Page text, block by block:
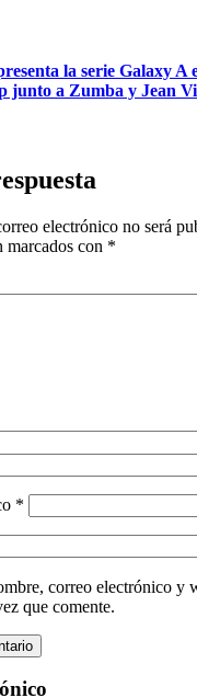
la serie Galaxy A
junto a Zumba y Jean
electrónico no será
marcados con *
*
correo electrónico y
que comente.